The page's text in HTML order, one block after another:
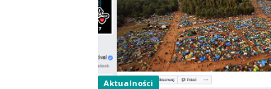
Aktualności